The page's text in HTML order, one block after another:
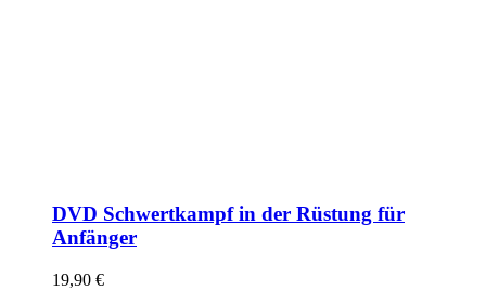
DVD Schwertkampf in der Rüstung für
Anfänger
19,90 €